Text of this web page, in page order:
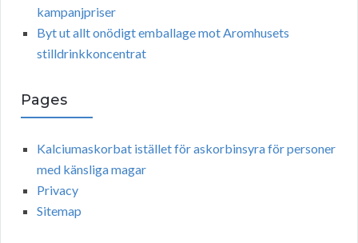
kampanjpriser
Byt ut allt onödigt emballage mot Aromhusets
stilldrinkkoncentrat
Pages
Kalciumaskorbat istället för askorbinsyra för personer
med känsliga magar
Privacy
Sitemap